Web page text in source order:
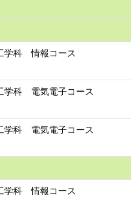
学科 情報コース
学科 電気電子コース
学科 電気電子コース
学科 情報コース